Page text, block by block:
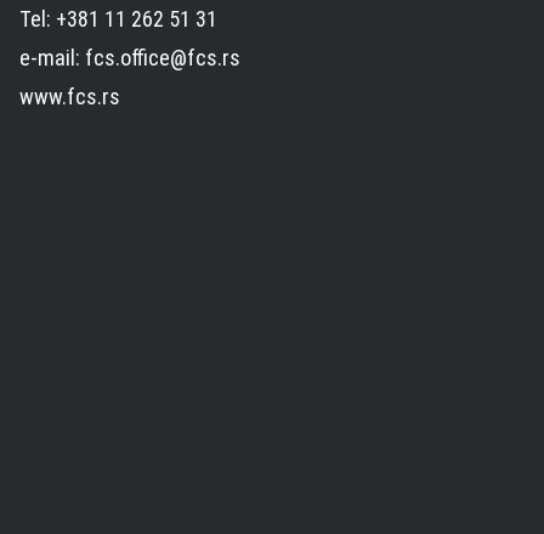
Tel: +381 11 262 51 31
e-mail: fcs.office@fcs.rs
www.fcs.rs